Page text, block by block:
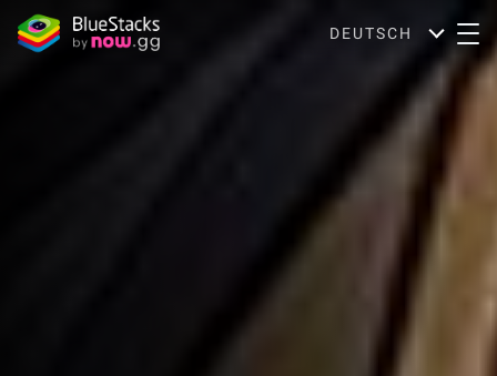
DEUTSCH